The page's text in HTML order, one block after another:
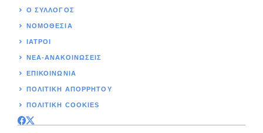
Ο ΣΥΛΛΟΓΟΣ
ΝΟΜΟΘΕΣΊΑ
ΙΑΤΡΟΙ
ΝΕΑ-ΑΝΑΚΟΙΝΩΣΕΙΣ
ΕΠΙΚΟΙΝΩΝΊΑ
ΠΟΛΙΤΙΚΉ ΑΠΟΡΡΗΤΟΥ
ΠΟΛΙΤΙΚΗ COOKIES